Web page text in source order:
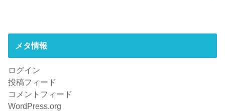
メタ情報
ログイン
投稿フィード
コメントフィード
WordPress.org